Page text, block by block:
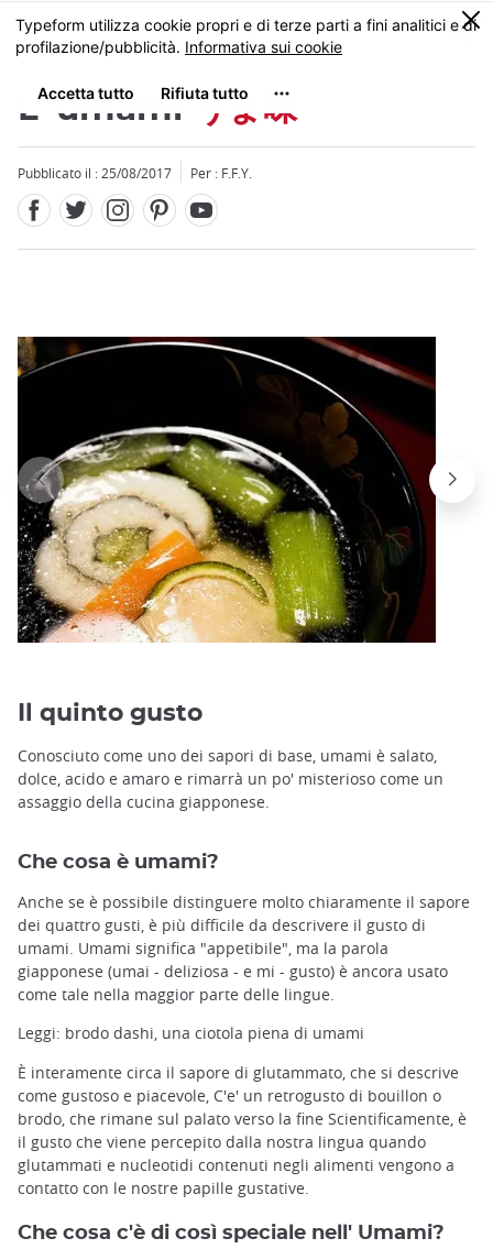
Skip
to
content
MENU
0
L' umamiうま味
Pubblicato il : 25/08/2017 Per : F.F.Y.
Close
Il quinto gusto
Conosciuto come uno dei sapori di base, umami è salato,
dolce, acido e amaro e rimarrà un po' misterioso come un
assaggio della cucina giapponese.
Che cosa è umami?
Anche se è possibile distinguere molto chiaramente il sapore
dei quattro gusti, è più difficile da descrivere il gusto di
umami. Umami significa "appetibile", ma la parola
giapponese (umai - deliziosa - e mi - gusto) è ancora usato
come tale nella maggior parte delle lingue.
Leggi: brodo dashi, una ciotola piena di umami
È interamente circa il sapore di glutammato, che si descrive
come gustoso e piacevole, C'e' un retrogusto di bouillon o
brodo, che rimane sul palato verso la fine Scientificamente, è
il gusto che viene percepito dalla nostra lingua quando
glutammati e nucleotidi contenuti negli alimenti vengono a
contatto con le nostre papille gustative.
Che cosa c'è di così speciale nell' Umami?